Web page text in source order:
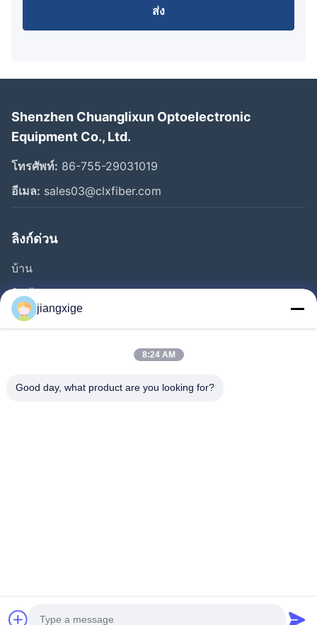
ส่ง
Shenzhen Chuanglixun Optoelectronic
Equipment Co., Ltd.
โทรศัพท์: 86-755-29031019
อีเมล: sales03@clxfiber.com
ลิงก์ด่วน
บ้าน
สินค้า
เกี่ยวกับเรา
ติดต่อเรา
©2021- Shenzhen Chuanglixun Optoelectronic Equipment Co., Ltd.. สิทธิ
jiangxige
8:24 AM
Good day, what product are you looking for?